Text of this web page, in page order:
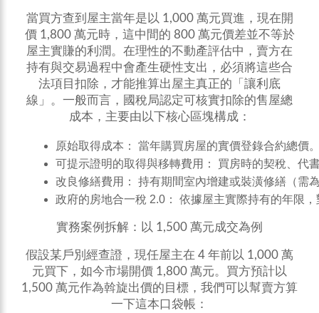
當買方查到屋主當年是以 1,000 萬元買進，現在開
價 1,800 萬元時，這中間的 800 萬元價差並不等於
屋主實賺的利潤。在理性的不動產評估中，賣方在
持有與交易過程中會產生硬性支出，必須將這些合
法項目扣除，才能推算出屋主真正的「讓利底
線」。一般而言，國稅局認定可核實扣除的售屋總
成本，主要由以下核心區塊構成：
原始取得成本： 當年購買房屋的實價登錄合約總價
可提示證明的取得與移轉費用： 買房時的契稅、代
改良修繕費用： 持有期間室內增建或裝潢修繕（需
政府的房地合一稅 2.0： 依據屋主實際持有的年限
實務案例拆解：以 1,500 萬元成交為例
假設某戶別經查證，現任屋主在 4 年前以 1,000 萬
元買下，如今市場開價 1,800 萬元。買方預計以
1,500 萬元作為斡旋出價的目標，我們可以幫賣方算
一下這本口袋帳：